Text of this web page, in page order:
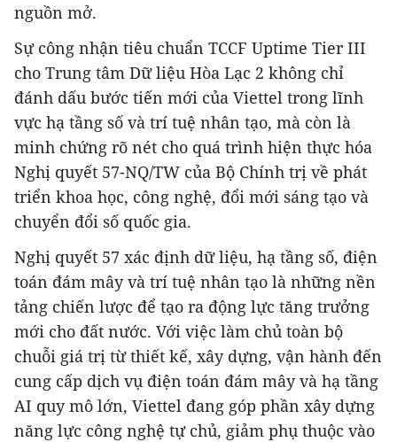
nguồn mở.
Sự công nhận tiêu chuẩn TCCF Uptime Tier III
cho Trung tâm Dữ liệu Hòa Lạc 2 không chỉ
đánh dấu bước tiến mới của Viettel trong lĩnh
vực hạ tầng số và trí tuệ nhân tạo, mà còn là
minh chứng rõ nét cho quá trình hiện thực hóa
Nghị quyết 57-NQ/TW của Bộ Chính trị về phát
triển khoa học, công nghệ, đổi mới sáng tạo và
chuyển đổi số quốc gia.
Nghị quyết 57 xác định dữ liệu, hạ tầng số, điện
toán đám mây và trí tuệ nhân tạo là những nền
tảng chiến lược để tạo ra động lực tăng trưởng
mới cho đất nước. Với việc làm chủ toàn bộ
chuỗi giá trị từ thiết kế, xây dựng, vận hành đến
cung cấp dịch vụ điện toán đám mây và hạ tầng
AI quy mô lớn, Viettel đang góp phần xây dựng
năng lực công nghệ tự chủ, giảm phụ thuộc vào